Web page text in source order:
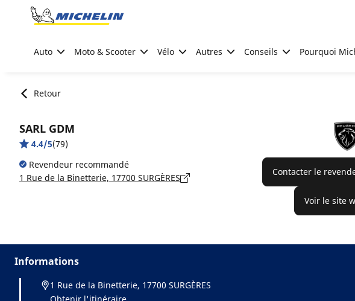
Go to page content
Auto Moto & Scooter Vélo Autres Conseils Pourquoi
Retour
SARL GDM
4.4/5(79)
Revendeur recommandé
1 Rue de la Binetterie, 17700 SURGÈRES
Contacter le
Voir le site
Informations
1 Rue de la Binetterie, 17700 SURGÈRES